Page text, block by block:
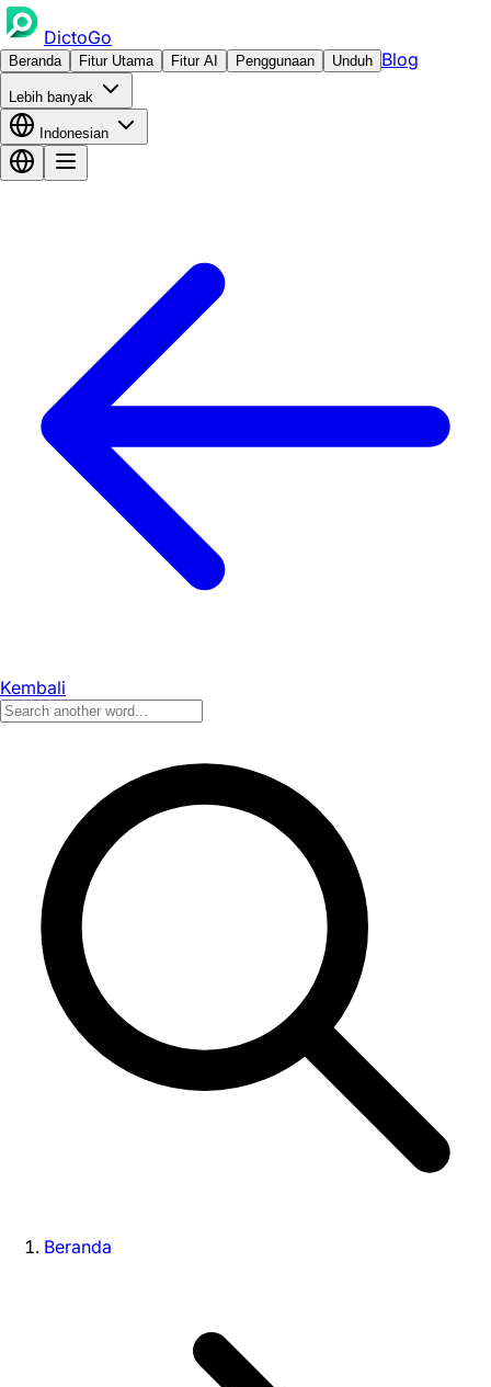
DictoGo
Beranda Fitur Utama Fitur AI Penggunaan Unduh Blog
Lebih banyak
Indonesian
Kembali
Beranda